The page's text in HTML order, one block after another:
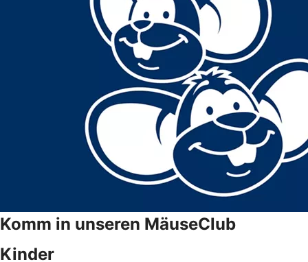
Komm in unseren MäuseClub
Kinder